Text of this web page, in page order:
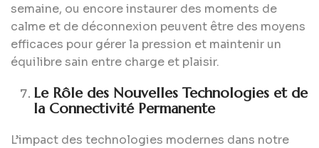
semaine, ou encore instaurer des moments de
calme et de déconnexion peuvent être des moyens
efficaces pour gérer la pression et maintenir un
équilibre sain entre charge et plaisir.
Le Rôle des Nouvelles Technologies et de
la Connectivité Permanente
L’impact des technologies modernes dans notre